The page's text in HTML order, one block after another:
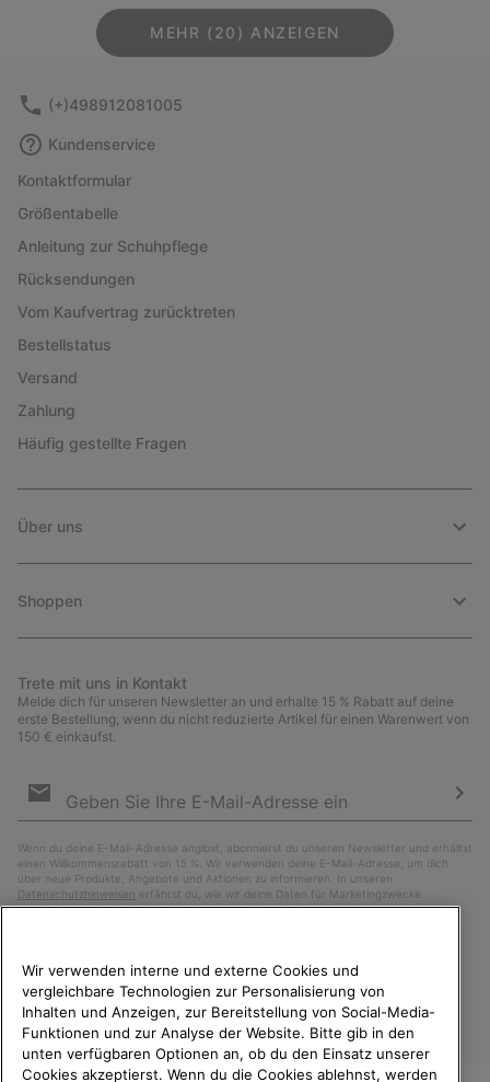
MEHR (20) ANZEIGEN
(+)498912081005
Kundenservice
Kontaktformular
Größentabelle
Anleitung zur Schuhpflege
Rücksendungen
Vom Kaufvertrag zurücktreten
Bestellstatus
Versand
Zahlung
Häufig gestellte Fragen
Über uns
Shoppen
Trete mit uns in Kontakt
Melde dich für unseren Newsletter an und erhalte 15 % Rabatt auf deine
erste Bestellung, wenn du nicht reduzierte Artikel für einen Warenwert von
150 € einkaufst.
Anmeldung
Wenn du deine E-Mail-Adresse angibst, abonnierst du unseren Newsletter und erhältst
einen Willkommensrabatt von 15 %. Wir verwenden deine E-Mail-Adresse, um dich
über neue Produkte, Angebote und Aktionen zu informieren. In unseren
Datenschutzhinweisen erfährst du, wie wir deine Daten für Marketingzwecke
verarbeiten und wie du deine Zustimmung widerrufen kannst.
Wir verwenden interne und externe Cookies und
vergleichbare Technologien zur Personalisierung von
Inhalten und Anzeigen, zur Bereitstellung von Social-Media-
Funktionen und zur Analyse der Website. Bitte gib in den
unten verfügbaren Optionen an, ob du den Einsatz unserer
Cookies akzeptierst. Wenn du die Cookies ablehnst, werden